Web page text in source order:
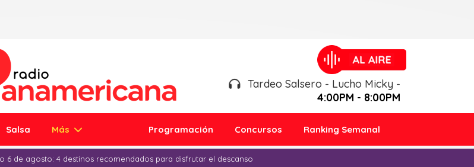
Tardeo Salsero - Lucho Micky -
4:00PM - 8:00PM
Salsa Más Programación Concursos Ranking Semanal
6 de agosto: 4 destinos recomendados para disfrutar el descanso